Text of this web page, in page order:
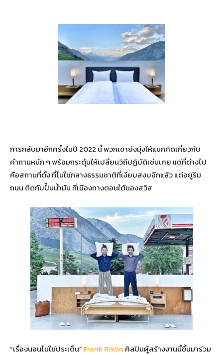
การกลับมาอีกครั้งในปี 2022 นี้ พวกเขายังมุ่งให้แขกคิดเกี่ยวกับ
คำถามหนัก ๆ พร้อมกระตุ้นให้เปลี่ยนวิถีปฏิบัติเช่นเคย แต่ที่ต่างไป
คือสถานที่ตั้ง ที่ไม่ใช่กลางธรรมชาติที่เงียบสงบอีกแล้ว แต่อยู่ริม
ถนน ติดกับปั๊มน้ำมัน ที่เมืองทางตอนใต้ของสวิส
“เรื่องนอนไม่ใช่ประเด็น” Frank Riklin ศิลปินผู้สร้างงานนี้ขึ้นมาร่วม